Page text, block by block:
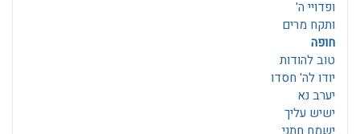
ופדויי ה'
ותקח מרים
חופה
טוב להודות
יודו לה' חסדו
יערב נא
ישיש עליך